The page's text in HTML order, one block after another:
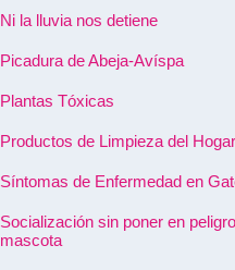
Ni la lluvia nos detiene
Picadura de Abeja-Avíspa
Plantas Tóxicas
Productos de Limpieza del Hogar
Síntomas de Enfermedad en
Socialización sin poner en
mascota